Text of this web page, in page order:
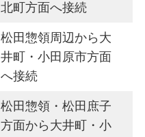
北町方面へ接続
松田惣領周辺から大
井町・小田原市方面
へ接続
松田惣領・松田庶子
方面から大井町・小